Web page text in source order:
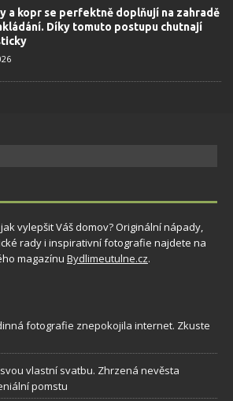
a kopr se perfektně doplňují na zahradě
Díky tomuto postupu chutnají
vylepšit Váš domov? Originální nápady,
rady i inspirativní fotografie najdete na
magazínu Bydlimeutulne.cz.
fotografie znepokojila internet. Zkuste
vlastní svatbu. Zhrzená nevěsta
pomstu